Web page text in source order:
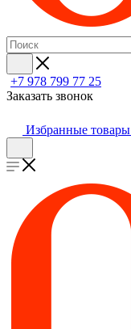
+7 978 799 77 25
Заказать звонок
Избранные товары